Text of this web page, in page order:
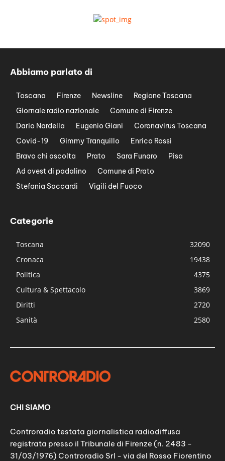
Abbiamo parlato di
Toscana Firenze Newsline
Regione Toscana
Giornale radio nazionale
Comune di Firenze
Dario Nardella
Eugenio Giani
Coronavirus Toscana
Covid-19
Gimmy Tranquillo
Enrico Rossi
Bravo chi ascolta
Prato Sara Funaro
Pisa
Ad ovest di padalino
Comune di Prato
Stefania Saccardi
Vigili del Fuoco
Categorie
Toscana
32090
Cronaca
19438
Politica
4375
Cultura & Spettacolo
3869
Diritti
2720
Sanità
2580
CHI SIAMO
Controradio testata giornalistica radiodiffusa
registrata presso il Tribunale di Firenze (n. 2483 -
31/03/1976) Controradio Srl - via del Rosso Fiorentino